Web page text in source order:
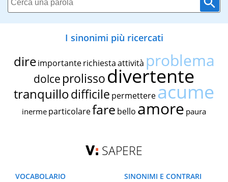
I sinonimi più ricercati
dire importante richiestaattività problema
dolce prolissodivertente
tranquillodifficile permettereacume
inerme particolarefare bello amore paura
SAPERE
VOCABOLARIO
SINONIMI E CONTRARI